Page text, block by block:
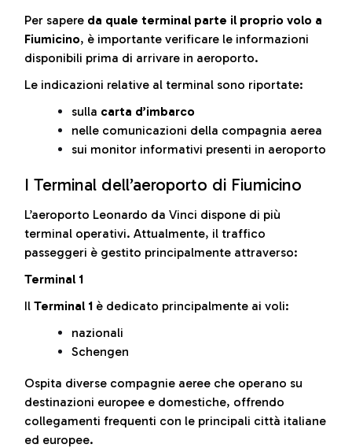
Per sapere da quale terminal parte il proprio volo a
Fiumicino, è importante verificare le informazioni
disponibili prima di arrivare in aeroporto.
Le indicazioni relative al terminal sono riportate:
sulla carta d’imbarco
nelle comunicazioni della compagnia aerea
sui monitor informativi presenti in aeroporto
I Terminal dell’aeroporto di Fiumicino
L’aeroporto Leonardo da Vinci dispone di più
terminal operativi. Attualmente, il traffico
passeggeri è gestito principalmente attraverso:
Terminal 1
Il Terminal 1 è dedicato principalmente ai voli:
nazionali
Schengen
Ospita diverse compagnie aeree che operano su
destinazioni europee e domestiche, offrendo
collegamenti frequenti con le principali città italiane
ed europee.